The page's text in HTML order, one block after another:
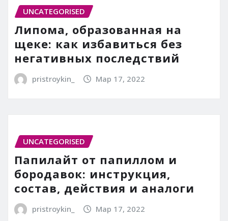
UNCATEGORISED
Липома, образованная на
щеке: как избавиться без
негативных последствий
pristroykin_ Мар 17, 2022
UNCATEGORISED
Папилайт от папиллом и
бородавок: инструкция,
состав, действия и аналоги
pristroykin_ Мар 17, 2022